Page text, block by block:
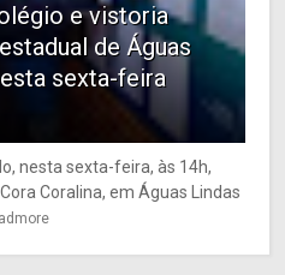
e vistoria
de Águas
sexta-feira
nesta sexta-feira, às 14h,
Coralina, em Águas Lindas